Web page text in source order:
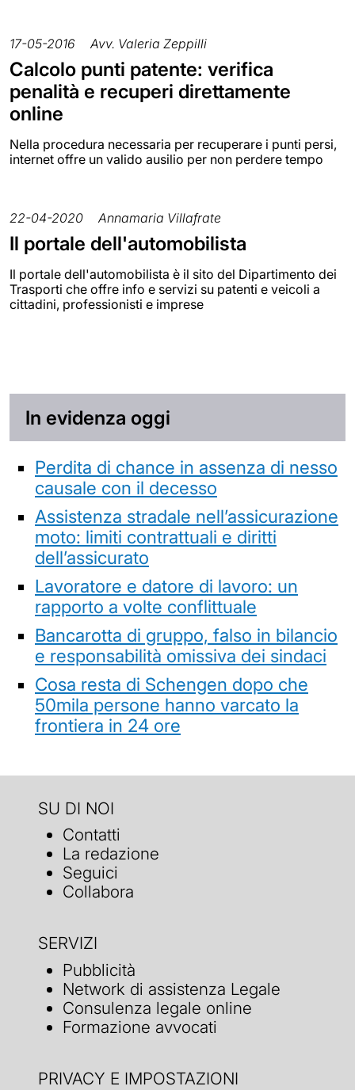
17-05-2016 Avv. Valeria Zeppilli
Calcolo punti patente: verifica
penalità e recuperi direttamente
online
Nella procedura necessaria per recuperare i punti persi,
internet offre un valido ausilio per non perdere tempo
22-04-2020 Annamaria Villafrate
Il portale dell'automobilista
Il portale dell'automobilista è il sito del Dipartimento dei
Trasporti che offre info e servizi su patenti e veicoli a
cittadini, professionisti e imprese
In evidenza oggi
Perdita di chance in assenza di nesso
causale con il decesso
Assistenza stradale nell’assicurazione
moto: limiti contrattuali e diritti
dell’assicurato
Lavoratore e datore di lavoro: un
rapporto a volte conflittuale
Bancarotta di gruppo, falso in bilancio
e responsabilità omissiva dei sindaci
Cosa resta di Schengen dopo che
50mila persone hanno varcato la
frontiera in 24 ore
SU DI NOI
Contatti
La redazione
Seguici
Collabora
SERVIZI
Pubblicità
Network di assistenza Legale
Consulenza legale online
Formazione avvocati
PRIVACY E IMPOSTAZIONI